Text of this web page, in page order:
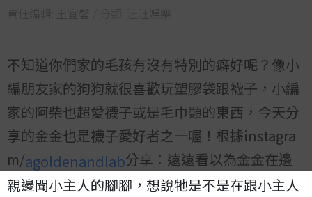
責任編輯: 王宜馨 / 分類: 汪汪娛樂
不知道你們家的毛孩有沒有特別的癖好呢？像小
編朋友家的狗狗就很喜歡玩塑膠袋跟襪子，小編
家的阿柴也超愛襪子或是毛巾類的東西，今天分
享的金金也是襪子愛好者之一喔！根據instagra
m/agoldenandlab分享：遠遠看以為金金在邊
親邊聞小主人的腳腳，想說牠是不是在跟小主人